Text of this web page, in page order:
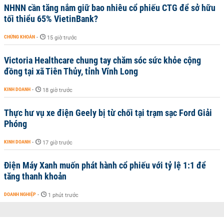
NHNN cần tăng nắm giữ bao nhiêu cổ phiếu CTG để sở hữu
tối thiểu 65% VietinBank?
CHỨNG KHOÁN - 15 giờ trước
Victoria Healthcare chung tay chăm sóc sức khỏe cộng
đồng tại xã Tiên Thủy, tỉnh Vĩnh Long
KINH DOANH - 18 giờ trước
Thực hư vụ xe điện Geely bị từ chối tại trạm sạc Ford Giải
Phóng
KINH DOANH - 17 giờ trước
Điện Máy Xanh muốn phát hành cổ phiếu với tỷ lệ 1:1 để
tăng thanh khoản
DOANH NGHIỆP - 1 phút trước